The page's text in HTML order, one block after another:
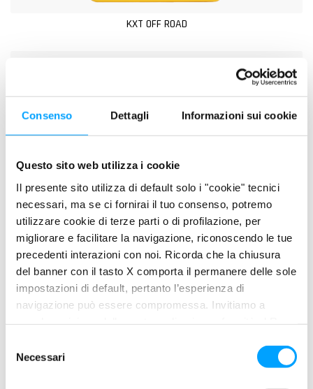
Consenso Dettagli Informazioni sui cookie
Questo sito web utilizza i cookie
Il presente sito utilizza di default solo i "cookie" tecnici
necessari, ma se ci fornirai il tuo consenso, potremo
utilizzare cookie di terze parti o di profilazione, per
migliorare e facilitare la navigazione, riconoscendo le tue
precedenti interazioni con noi. Ricorda che la chiusura
del banner con il tasto X comporta il permanere delle sole
impostazioni di default, pertanto l’esperienza di
navigazione può essere compromessa. Invitiamo a
Privacy Policy.
Necessari
KXT OFF ROAD